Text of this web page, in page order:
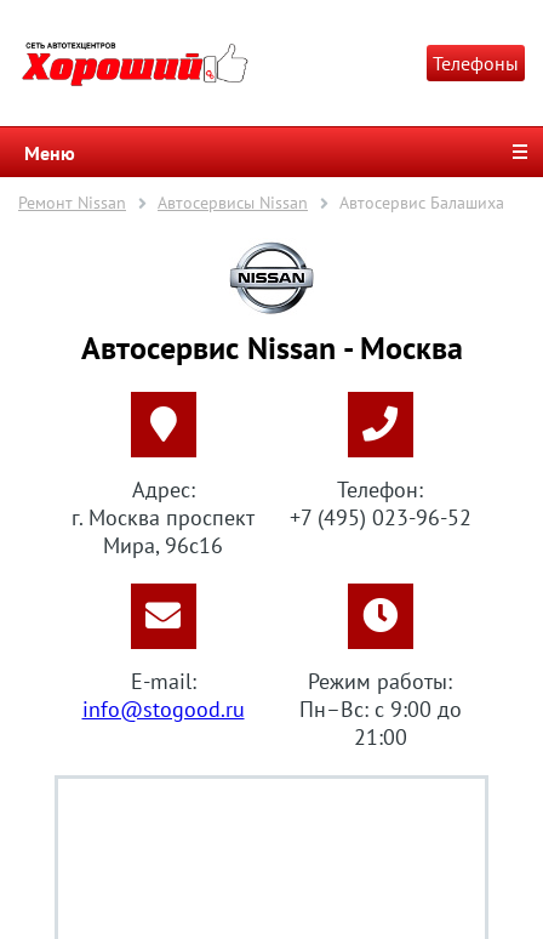
Телефоны
Меню
Ремонт Nissan Автосервисы Nissan Автосервис Балашиха
Автосервис Nissan - Москва
Адрес:
г. Москва проспект
Мира, 96с16
Телефон:
+7 (495) 023-96-52
E-mail:
info@stogood.ru
Режим работы:
Пн–Вс: с 9:00 до
21:00